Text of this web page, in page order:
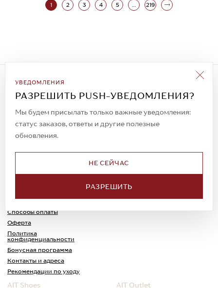
1 2 3 4 5 ... 219
УВЕДОМЛЕНИЯ
РАЗРЕШИТЬ PUSH-УВЕДОМЛЕНИЯ?
Мы будем присылать только важные уведомления:
статус заказов, ответы и другие полезные
обновления.
НЕ СЕЙЧАС
РАЗРЕШИТЬ
Подписаться на рассылку
Всегда будьте в курсе новых акций и
спецпредложений!
© 2023. AIT Shoes
Все права защищены
Доставка
Способы оплаты
Оферта
Политика
конфиденциальности
Обмен и возврат
Каспи-Ред
Бонусная программа
Контакты и адреса
Рекомендации по уходу
AIT Shoes AIT Outlet